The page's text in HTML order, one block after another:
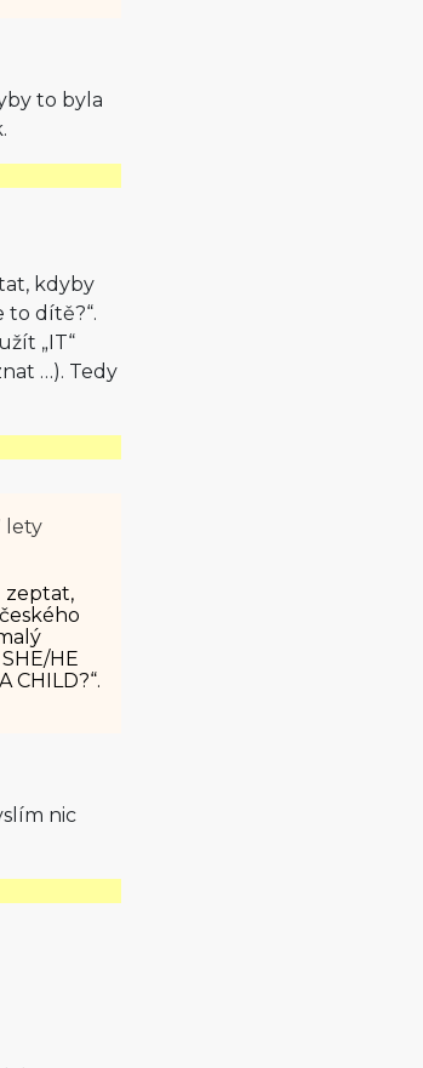
to byla
kdyby
to dítě?“.
„IT“
…). Tedy
lety
zeptat,
HE
CHILD?“.
nic